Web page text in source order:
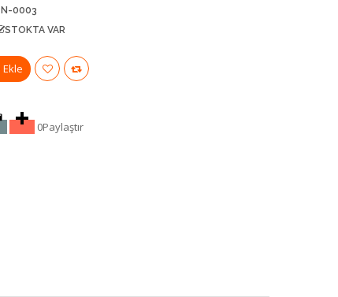
0003
STOKTA VAR
0Paylaştır